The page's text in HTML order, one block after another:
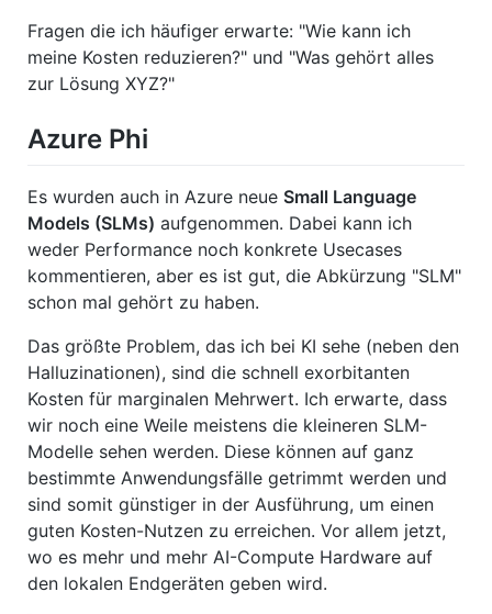
Fragen die ich häufiger erwarte: "Wie kann ich
meine Kosten reduzieren?" und "Was gehört alles
zur Lösung XYZ?"
Azure Phi
Es wurden auch in Azure neue Small Language
Models (SLMs) aufgenommen. Dabei kann ich
weder Performance noch konkrete Usecases
kommentieren, aber es ist gut, die Abkürzung "SLM"
schon mal gehört zu haben.
Das größte Problem, das ich bei KI sehe (neben den
Halluzinationen), sind die schnell exorbitanten
Kosten für marginalen Mehrwert. Ich erwarte, dass
wir noch eine Weile meistens die kleineren SLM-
Modelle sehen werden. Diese können auf ganz
bestimmte Anwendungsfälle getrimmt werden und
sind somit günstiger in der Ausführung, um einen
guten Kosten-Nutzen zu erreichen. Vor allem jetzt,
wo es mehr und mehr AI-Compute Hardware auf
den lokalen Endgeräten geben wird.